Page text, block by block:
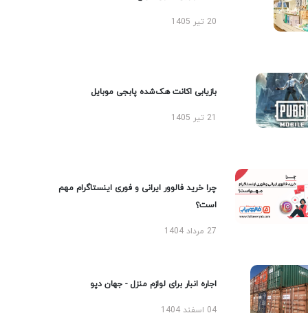
20 تیر 1405
بازیابی اکانت هک‌شده پابجی موبایل
چرا خرید فالوور ایرانی و فوری اینستاگرام مهم
است؟
27 مرداد 1404
اجاره انبار برای لوازم منزل - جهان دپو
04 اسفند 1404